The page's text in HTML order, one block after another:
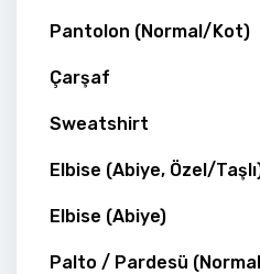
Pantolon (Normal/Kot)
Çarşaf
Sweatshirt
Elbise (Abiye, Özel/
Elbise (Abiye)
Palto / Pardesü